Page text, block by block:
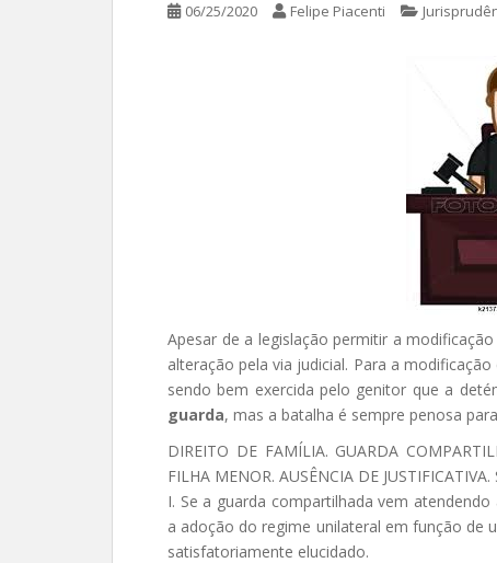
06/25/2020 Felipe Piacenti
Apesar de a legislação permitir a
alteração pela via judicial. Para a
sendo bem exercida pelo genitor que a
guarda, mas a batalha é sempre penosa
DIREITO DE FAMÍLIA. GUARDA
FILHA MENOR. AUSÊNCIA DE
I. Se a guarda compartilhada vem
a adoção do regime unilateral em função de
satisfatoriamente elucidado.